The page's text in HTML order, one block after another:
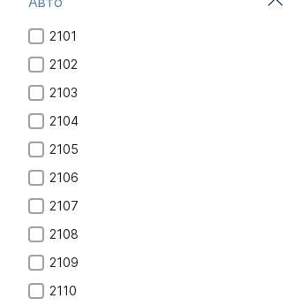
2101
2102
2103
2104
2105
2106
2107
2108
2109
2110